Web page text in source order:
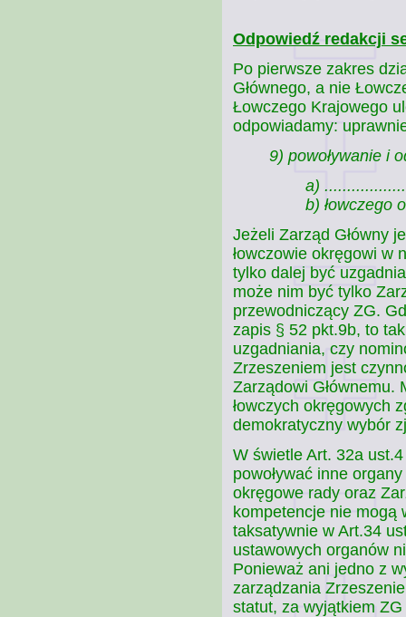
Odpowiedź redakcji
Po pierwsze zakres
Głównego, a nie
Łowczego Krajowego
odpowiadamy:
9) powoływanie i
a) ..................
b) łowczego
Jeżeli Zarząd Główny
łowczowie okręgowi w
tylko dalej być
może nim być tylko
przewodniczący ZG.
zapis § 52 pkt.9b, to
uzgadniania, czy
Zrzeszeniem jest
Zarządowi Głównemu.
łowczych okręgowych
demokratyczny wybór
W świetle Art. 32a
powoływać inne
okręgowe rady oraz
kompetencje nie mogą
taksatywnie w Art.34
ustawowych organów
Ponieważ ani jedno z
zarządzania
statut, za wyjątkiem